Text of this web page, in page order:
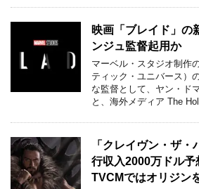
映画「ブレイド」の
ンジュ監督起用か
マーベル・スタジオ制作
ティック・ユニバース）
な監督として、ヤン・ド
と、海外メディア The
「クレイヴン・ザ
行収入2000万ドル
TVCMではオリジン